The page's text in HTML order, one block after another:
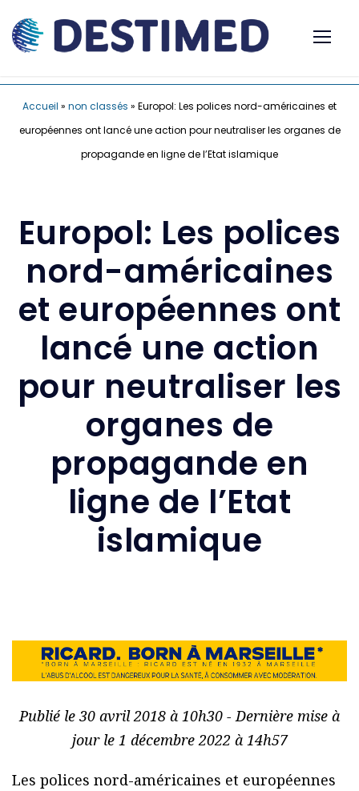
Accueil » non classés » Europol: Les polices nord-américaines et
européennes ont lancé une action pour neutraliser les organes de
propagande en ligne de l’Etat islamique
Europol: Les polices
nord-américaines
et européennes ont
lancé une action
pour neutraliser les
organes de
propagande en
ligne de l’Etat
islamique
Publié le 30 avril 2018 à 10h30 - Dernière mise à
jour le 1 décembre 2022 à 14h57
Les polices nord-américaines et européennes